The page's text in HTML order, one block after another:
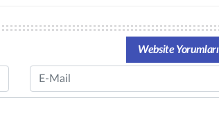
Website Yorumları
Email